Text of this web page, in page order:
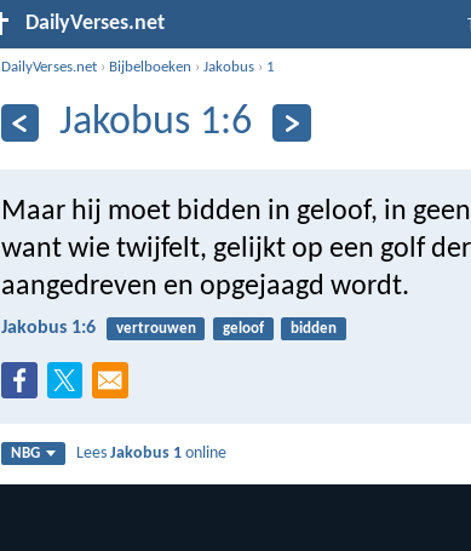
DailyVerses.net
DailyVerses.net › Bijbelboeken ›Jakobus › 1
Jakobus 1:6
Maar hij moet bidden in geloof, in
want wie twijfelt, gelijkt op een golf
aangedreven en opgejaagd wordt.
Jakobus 1:6 vertrouwen geloof bidden
NBG LeesJakobus 1 online